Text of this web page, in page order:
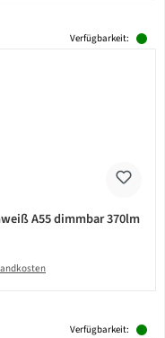
Verfügbarkeit:
A55 dimmbar 370lm
Verfügbarkeit: